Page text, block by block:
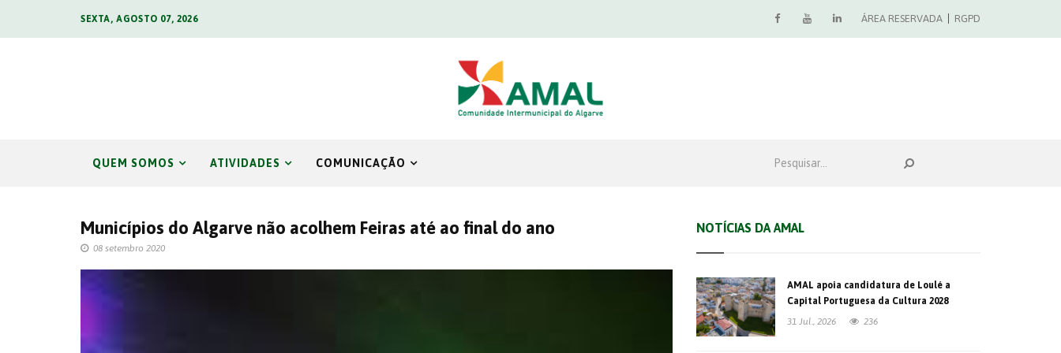
SEXTA, AGOSTO 07, 2026 ÁREA RESERVADA RGPD
QUEM SOMOS ATIVIDADES COMUNICAÇÃO
Municípios do Algarve não acolhem Feiras até ao final do ano
08 setembro 2020
NOTÍCIAS DA AMAL
AMAL apoia candidatura de Loulé a
Capital Portuguesa da Cultura 2028
31 Jul., 2026
236